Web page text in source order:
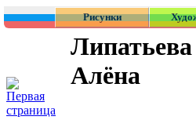
Рисунки
Липатьева
Алёна